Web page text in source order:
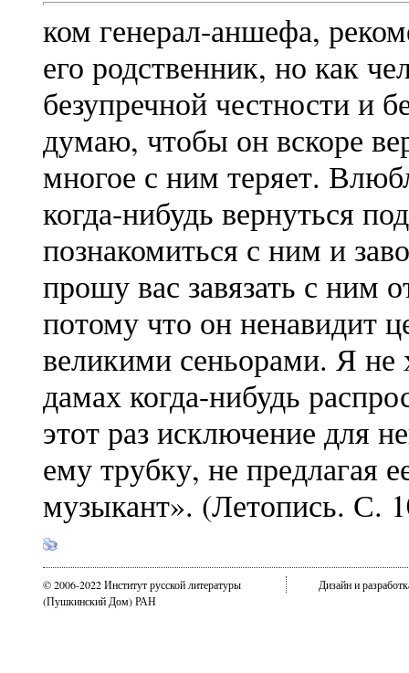
ком генерал-аншефа,
его родственник, но как
безупречной честности и
думаю, чтобы он вскоре
многое с ним теряет.
когда-нибудь вернуться
познакомиться с ним и
прошу вас завязать с
потому что он ненавидит
великими сеньорами. Я
дамах когда-нибудь
этот раз исключение для
ему трубку, не предлагая
музыкант». (Летопись. С.
© 2006-2022 Институт русской литературы
(Пушкинский Дом) РАН
Дизайн и